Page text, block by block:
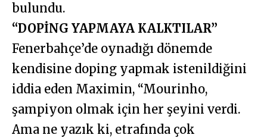
bulundu.
“DOPİNG YAPMAYA KALKTILAR”
Fenerbahçe’de oynadığı dönemde
kendisine doping yapmak istenildiğini
iddia eden Maximin, “Mourinho,
şampiyon olmak için her şeyini verdi.
Ama ne yazık ki, etrafında çok